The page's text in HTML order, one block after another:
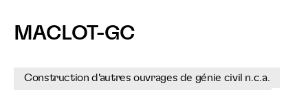
MACLOT-GC
Construction d'autres ouvrages de génie civil n.c.a.